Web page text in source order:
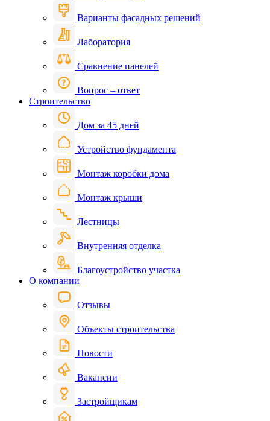
Варианты фасадных решений
Лаборатория
Сравнение панелей
Вопрос – ответ
Строительство
Дом за 45 дней
Устройство фундамента
Монтаж коробки дома
Монтаж крыши
Лестницы
Внутренняя отделка
Благоустройство участка
О компании
Отзывы
Объекты строительства
Новости
Вакансии
Застройщикам